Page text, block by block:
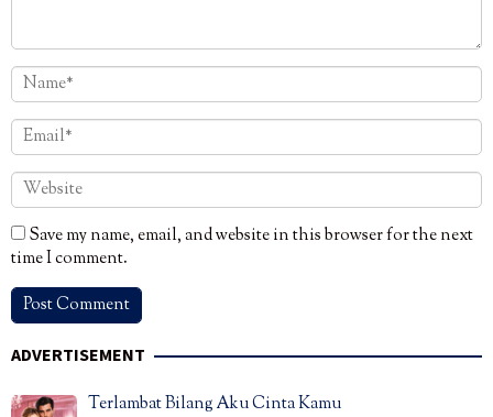
Save my name, email, and website in this browser for the next
time I comment.
ADVERTISEMENT
Terlambat Bilang Aku Cinta Kamu